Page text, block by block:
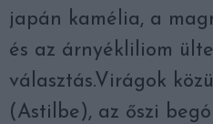
japán kamélia, a
és az árnyékliliom
választás.Virágok
(Astilbe), az őszi